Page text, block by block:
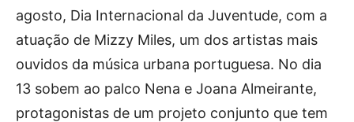
agosto, Dia Internacional da Juventude, com a
atuação de Mizzy Miles, um dos artistas mais
ouvidos da música urbana portuguesa. No dia
13 sobem ao palco Nena e Joana Almeirante,
protagonistas de um projeto conjunto que tem